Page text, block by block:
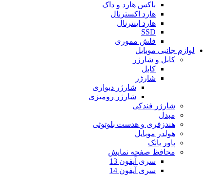
باکس هارد و داک
هارد اکسترنال
هارد اینترنال
SSD
فلش مموری
لوازم جانبی موبایل
کابل و شارژر
کابل
شارژر
شارژر دیواری
شارژر رومیزی
شارژر فندکی
مبدل
هندزفری و هدست بلوتوثی
هولدر موبایل
پاور بانک
محافظ صفحه نمایش
سری آیفون 13
سری آیفون 14